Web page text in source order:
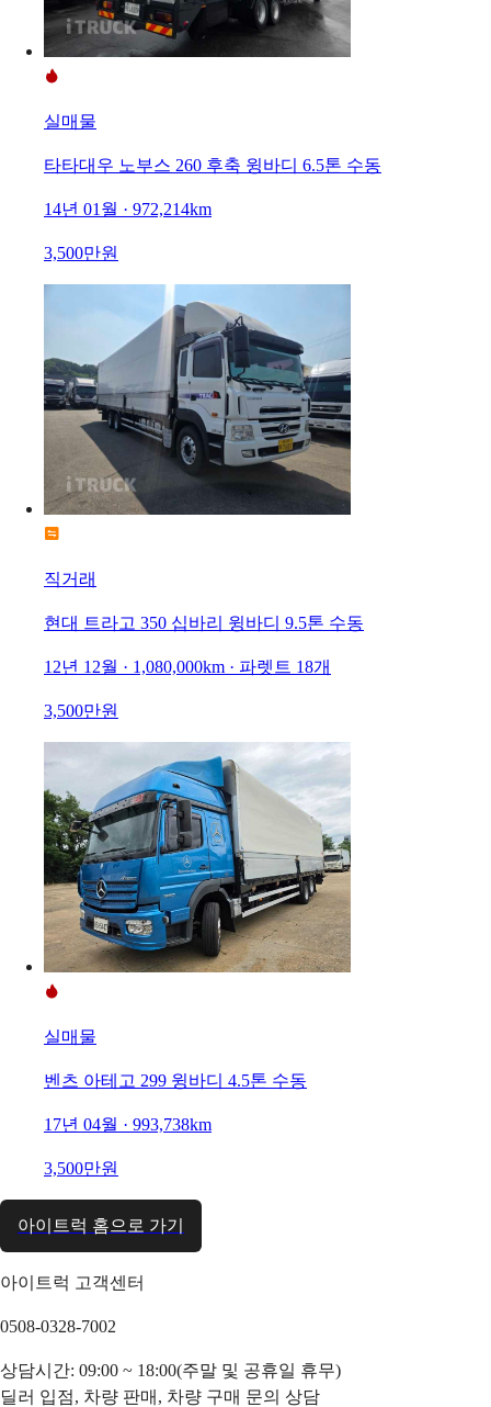
실매물
타타대우 노부스 260 후축 윙바디 6.5톤 수동
14년 01월 · 972,214km
3,500만원
직거래
현대 트라고 350 십바리 윙바디 9.5톤 수동
12년 12월 · 1,080,000km · 파렛트 18개
3,500만원
실매물
벤츠 아테고 299 윙바디 4.5톤 수동
17년 04월 · 993,738km
3,500만원
아이트럭 홈으로 가기
아이트럭 고객센터
0508-0328-7002
상담시간: 09:00 ~ 18:00(주말 및 공휴일 휴무)
딜러 입점, 차량 판매, 차량 구매 문의 상담